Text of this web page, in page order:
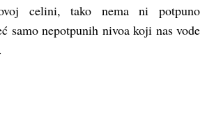
celini, tako nema ni potpuno
samo nepotpunih nivoa koji nas vode